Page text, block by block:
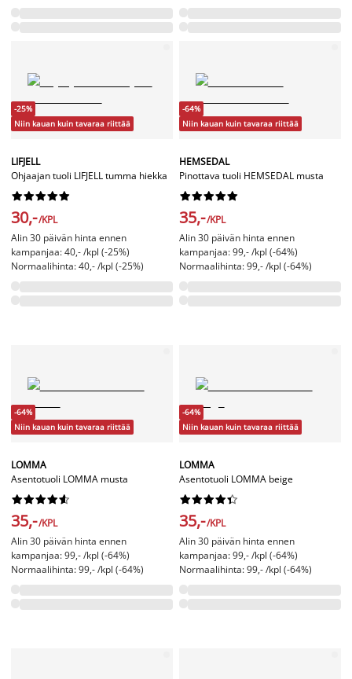
-25%
Niin kauan kuin tavaraa riittää
LIFJELL
Ohjaajan tuoli LIFJELL tumma hiekka






30,-/KPL
Alin 30 päivän hinta ennen
kampanjaa: 40,- /kpl (-25%)
Normaalihinta: 40,- /kpl (-25%)
-64%
Niin kauan kuin tavaraa riittää
HEMSEDAL
Pinottava tuoli HEMSEDAL musta






35,-/KPL
Alin 30 päivän hinta ennen
kampanjaa: 99,- /kpl (-64%)
Normaalihinta: 99,- /kpl (-64%)
-64%
Niin kauan kuin tavaraa riittää
LOMMA
Asentotuoli LOMMA musta






35,-/KPL
Alin 30 päivän hinta ennen
kampanjaa: 99,- /kpl (-64%)
Normaalihinta: 99,- /kpl (-64%)
-64%
Niin kauan kuin tavaraa riittää
LOMMA
Asentotuoli LOMMA beige






35,-/KPL
Alin 30 päivän hinta ennen
kampanjaa: 99,- /kpl (-64%)
Normaalihinta: 99,- /kpl (-64%)